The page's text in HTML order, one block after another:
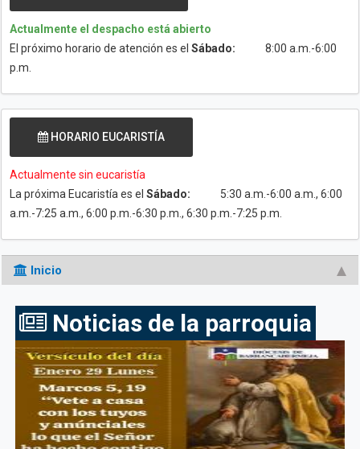
Actualmente el despacho está abierto
El próximo horario de atención es el Sábado:
8:00 a.m.-6:00
p.m.
HORARIO EUCARISTÍA
Actualmente sin eucaristía
La próxima Eucaristía es el Sábado:
5:30 a.m.-6:00 a.m., 6:00
a.m.-7:25 a.m., 6:00 p.m.-6:30 p.m., 6:30 p.m.-7:25 p.m.
Inicio
Noticias de la parroquia